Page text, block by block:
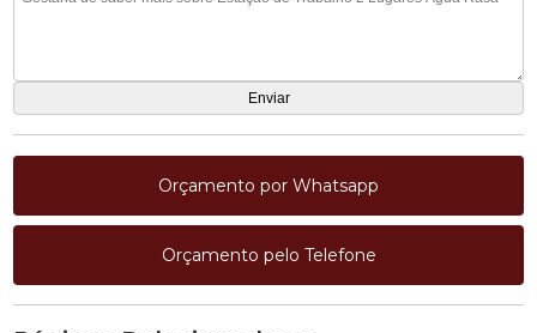
Orçamento por Whatsapp
Orçamento pelo Telefone